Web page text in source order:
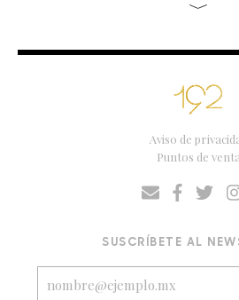
Aviso de
Puntos de venta
SUSCRÍBETE AL